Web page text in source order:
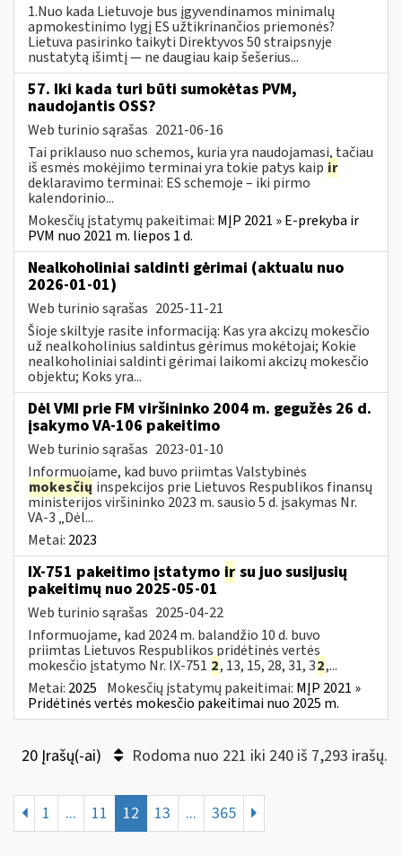
1.Nuo kada Lietuvoje bus įgyvendinamos minimalų
apmokestinimo lygį ES užtikrinančios priemonės?
Lietuva pasirinko taikyti Direktyvos 50 straipsnyje
nustatytą išimtį — ne daugiau kaip šešerius...
57. Iki kada turi būti sumokėtas PVM,
naudojantis OSS?
Web turinio sąrašas 2021-06-16
Tai priklauso nuo schemos, kuria yra naudojamasi, tačiau
iš esmės mokėjimo terminai yra tokie patys kaip ir
deklaravimo terminai: ES schemoje – iki pirmo
kalendorinio...
Mokesčių įstatymų pakeitimai: MĮP 2021 » E-prekyba ir
PVM nuo 2021 m. liepos 1 d.
Nealkoholiniai saldinti gėrimai (aktualu nuo
2026-01-01)
Web turinio sąrašas 2025-11-21
Šioje skiltyje rasite informaciją: Kas yra akcizų mokesčio
už nealkoholinius saldintus gėrimus mokėtojai; Kokie
nealkoholiniai saldinti gėrimai laikomi akcizų mokesčio
objektu; Koks yra...
Dėl VMI prie FM viršininko 2004 m. gegužės 26 d.
įsakymo VA-106 pakeitimo
Web turinio sąrašas 2023-01-10
Informuojame, kad buvo priimtas Valstybinės
mokesčių inspekcijos prie Lietuvos Respublikos finansų
ministerijos viršininko 2023 m. sausio 5 d. įsakymas Nr.
VA-3 „Dėl...
Metai: 2023
IX-751 pakeitimo įstatymo ir su juo susijusių
pakeitimų nuo 2025-05-01
Web turinio sąrašas 2025-04-22
Informuojame, kad 2024 m. balandžio 10 d. buvo
priimtas Lietuvos Respublikos pridėtinės vertės
mokesčio įstatymo Nr. IX-751 2, 13, 15, 28, 31, 32,...
Metai: 2025 Mokesčių įstatymų pakeitimai: MĮP 2021 »
Pridėtinės vertės mokesčio pakeitimai nuo 2025 m.
20 Įrašų(-ai) Rodoma nuo 221 iki 240 iš 7,293 irašų.
1 ... 11 12 13 ... 365